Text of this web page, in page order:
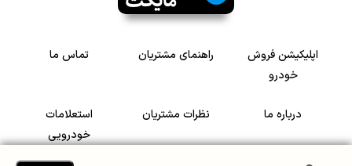
اپلیکیشن فروش
خودرو
راهنمای مشتریان تماس ما
درباره ما نظرات مشتریان
استعلامات
خودرویی